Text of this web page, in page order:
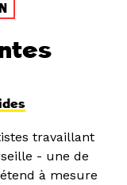
travaillant
- une de
à mesure